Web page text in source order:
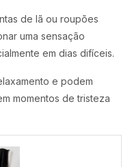
de lã ou roupões
uma sensação
em dias difíceis.
e podem
momentos de tristeza